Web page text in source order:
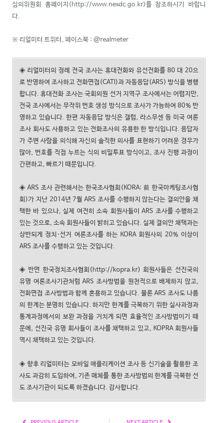
심의위원회 홈페이지(http://www.nesdc.go.kr)를 참조하시기 바랍니
다.
※ 리얼미터 트위터, 페이스북 : @realmeter
◈ 리얼미터의 정례 전국 조사는 휴대전화와 유선전화를 80 대 20으
로 반영하여 조사하고 전화면접(CATI)과 자동응답(ARS) 방식을 병행
합니다. 휴대전화 조사는 국회의원 선거 지역구 조사에서는 어렵지만,
전국 조사에서는 무작위 번호 생성 방식으로 조사가 가능하여 80% 반
영하고 있습니다. 한편 자동응답 방식은 갤럽, 라스무센 등 미국 여론
조사 회사도 사용하고 있는 전화조사의 유용한 한 방식입니다. 응답자
가 주변 사람을 의식해 자신의 솔직한 의사를 표현하기 어려운 경우가
많아, 번호를 직접 누르는 식의 비밀투표 방식이고, 조사 진행 과정이
간편하고, 빠르기 때문입니다.
◈ ARS 조사 관련해서는 한국조사협회(KORA: 前 한국마케팅조사협
회)가 지난 2014년 7월 ARS 조사를 수행하지 않는다는 결의안을 채
택한 바 있으나, 실제 여전히 소속 회원사들이 ARS 조사를 수행하고
있는 것으로, 소속 회원사들이 밝히고 있습니다. 실제 결의안 채택과는
상반되게 정치·선거 여론조사를 하는 KORA 회원사의 20% 이상이
ARS 조사를 수행하고 있는 것입니다.
◈ 반면 한국정치조사협회(http://kopra.kr) 회원사들은 선진국의
유명 여론조사기관처럼 ARS 조사방법을 원천적으로 배제하지 않고,
전화면접 조사방법과 함께 혼용하고 있습니다. 물론 ARS 조사도 나름
의 한계는 분명히 있습니다. 하지만 한계를 극복하기 위한 실사과정과
통계과정에서의 보완 과정을 거치게 되면 효율적인 조사방법이기 때
문에, 선진국 유명 회사들이 조사를 채택하고 있고, KOPRA 회원사들
역시 채택하고 있는 것입니다.
◈ 향후 리얼미터는 모바일 애플리케이션 조사 등 신기술을 활용한 조
사도 과감히 도입하여, 기존 매체를 통한 조사방법의 한계를 극복한 선
도 조사기관이 되도록 하겠습니다. 감사합니다.